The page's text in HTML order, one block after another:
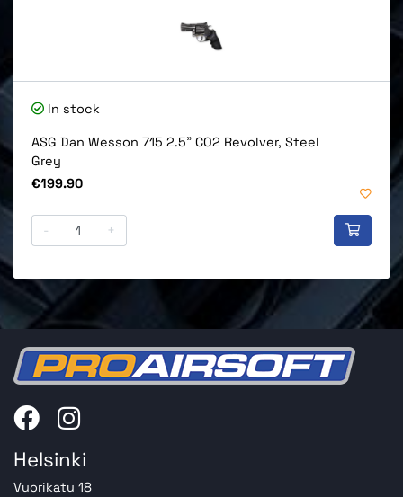
In stock
ASG Dan Wesson 715 2.5" CO2 Revolver, Steel
Grey
Price
€199.90
- +
Helsinki
Vuorikatu 18